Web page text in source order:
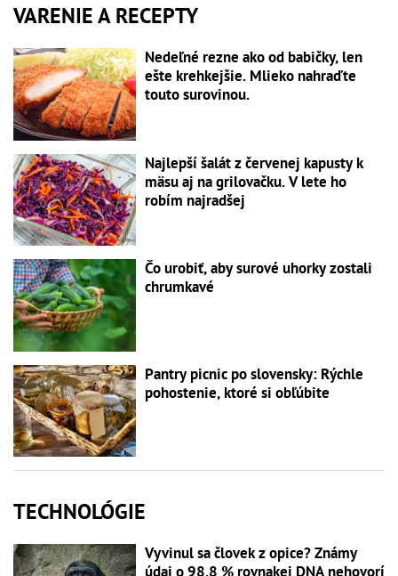
VARENIE A RECEPTY
Nedeľné rezne ako od babičky, len
ešte krehkejšie. Mlieko nahraďte
touto surovinou.
Najlepší šalát z červenej kapusty k
mäsu aj na grilovačku. V lete ho
robím najradšej
Čo urobiť, aby surové uhorky zostali
chrumkavé
Pantry picnic po slovensky: Rýchle
pohostenie, ktoré si obľúbite
TECHNOLÓGIE
Vyvinul sa človek z opice? Známy
údaj o 98,8 % rovnakej DNA nehovorí